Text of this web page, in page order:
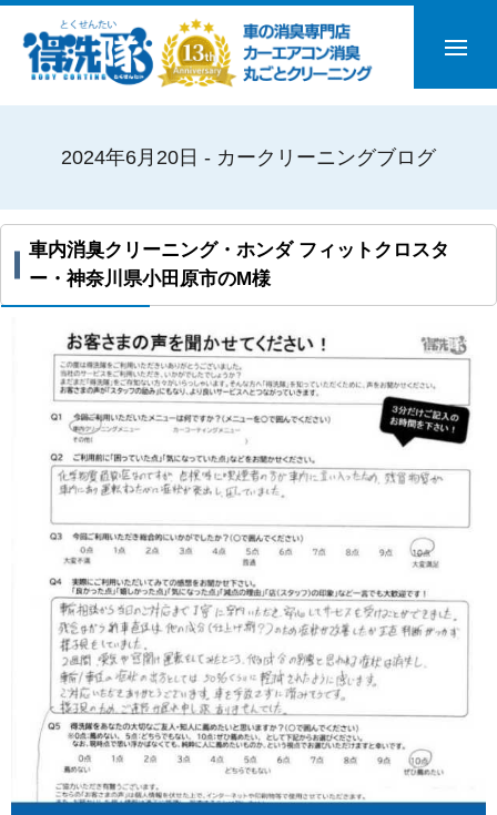
2024年6月20日 - カークリーニングブログ
車内消臭クリーニング・ホンダ フィットクロスタ
ー・神奈川県小田原市のM様